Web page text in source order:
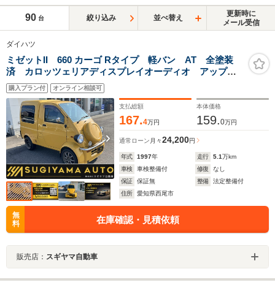
90 台 絞り込み 並べ替え
更新時に
メール受信
ダイハツ
ミゼットII 660 カーゴ Rタイプ 軽バン AT 全塗装
済 カロッツェリアディスプレイオーディオ アップル
カープレイ 社外14インチAW Bluetooth Bカメラ
購入プラン付 オンライン相談可
支払総額
167.4万円
本体価格
159.0万円
通常ローン 月々24,200円
年式 1997年 走行 5.1万km
車検
車検整備付 修復
なし
保証
保証無 整備
法定整備付
住所
愛知県西尾市
無
料
在庫確認・見積依頼
販売店： スギヤマ自動車